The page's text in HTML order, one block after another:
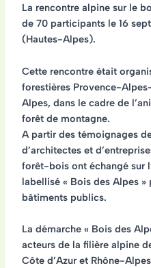
La rencontre alpine sur le
de 70 participantsle 16
(Hautes-Alpes).
Cette rencontre était
forestières Provence-
Alpes, dans le cadre de
forêt de montagne.
A partir des témoignages
d’architectes et
forêt-bois ont échangé sur
labellisé « Bois des Alpes
bâtiments publics.
La démarche « Bois des
acteurs de la filière alpine
Côte d’Azur et Rhône-